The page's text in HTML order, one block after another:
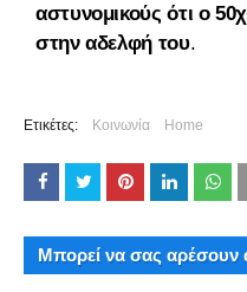
αστυνομικούς ότι ο
στην αδελφή του.
Ετικέτες: Κοινωνία Home
Μπορεί να σας αρέσουν